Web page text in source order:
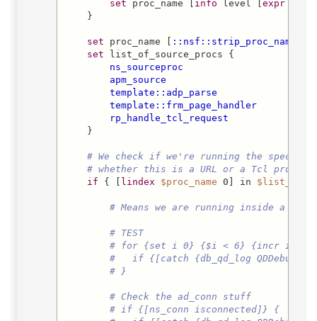
set proc_name [ info level [ expr {-2
}
set proc_name [ ::nsf::strip_proc_name
set list_of_source_procs {
ns_sourceproc
apm_source
template::adp_parse
template::frm_page_handler
rp_handle_tcl_request
}
# We check if we're running the special
# whether this is a URL or a Tcl proc.
if { [ lindex $proc_name 0] in
# Means we are running inside a URL
# TEST
# for {set i 0} {$i < 6} {incr i} {
#   if {[catch {db_qd_log
# }
# Check the ad_conn stuff
# if {[ns_conn isconnected]} {